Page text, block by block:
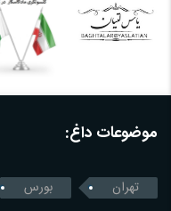
موضوعات داغ:
تهران بورس